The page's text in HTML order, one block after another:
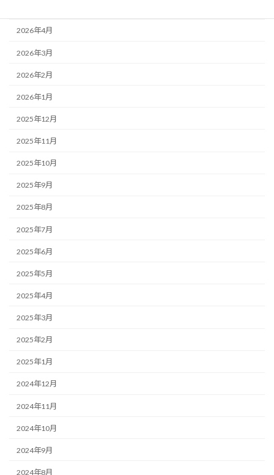
2026年4月
2026年3月
2026年2月
2026年1月
2025年12月
2025年11月
2025年10月
2025年9月
2025年8月
2025年7月
2025年6月
2025年5月
2025年4月
2025年3月
2025年2月
2025年1月
2024年12月
2024年11月
2024年10月
2024年9月
2024年8月